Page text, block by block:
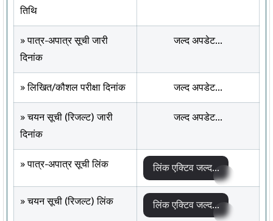
तिथि
» पात्र-अपात्र सूची जारी
दिनांक
जल्द अपडेट...
» लिखित/कौशल परीक्षा दिनांक जल्द अपडेट...
» चयन सूची (रिजल्ट) जारी
दिनांक
जल्द अपडेट...
» पात्र-अपात्र सूची लिंक लिंक एक्टिव जल्द...
» चयन सूची (रिजल्ट) लिंक लिंक एक्टिव जल्द...